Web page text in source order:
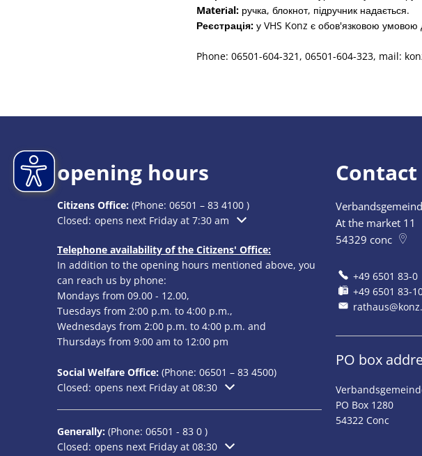
Materіal: ручка, блокнот, підручник надається.
Реєстрація: у VHS Konz є обов'язковою умовою
Phone: 06501-604-321, 06501-604-323, mail:
opening hours
Citizens Office: (Phone: 06501 – 83 4100 )
Click to hide additional opening or closing times
Closed: opens next Friday at 7:30 am
Telephone availability of the Citizens' Office:
In addition to the opening hours mentioned above, you
can reach us by phone:
Mondays from 09.00 - 12.00,
Tuesdays from 2:00 p.m. to 4:00 p.m.,
Wednesdays from 2:00 p.m. to 4:00 p.m. and
Thursdays from 9:00 am to 12:00 pm
Social Welfare Office: (Phone: 06501 – 83 4500)
Click to hide additional opening or closing times
Closed: opens next Friday at 08:30
Generally: (Phone: 06501 - 83 0 )
Click to hide additional opening or closing times
Closed: opens next Friday at 08:30
Contact
At the market 11
54329 conc
+49 6501 83-0
+49 6501 83-
PO box
PO Box 1280
54322 Conc